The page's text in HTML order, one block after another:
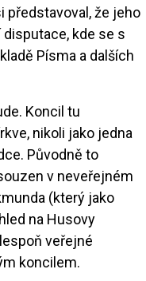
představoval, že jeho
kde se s
Písma a dalších
Koncil tu
nikoli jako jedna
Původně to
v neveřejném
(který jako
na Husovy
veřejné
koncilem.